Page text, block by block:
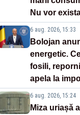
Nu vor
6 aug. 2026, 15:33
Bolojan
energetic.
fosili,
apela la
6 aug. 2026, 15:24
Miza uriașă